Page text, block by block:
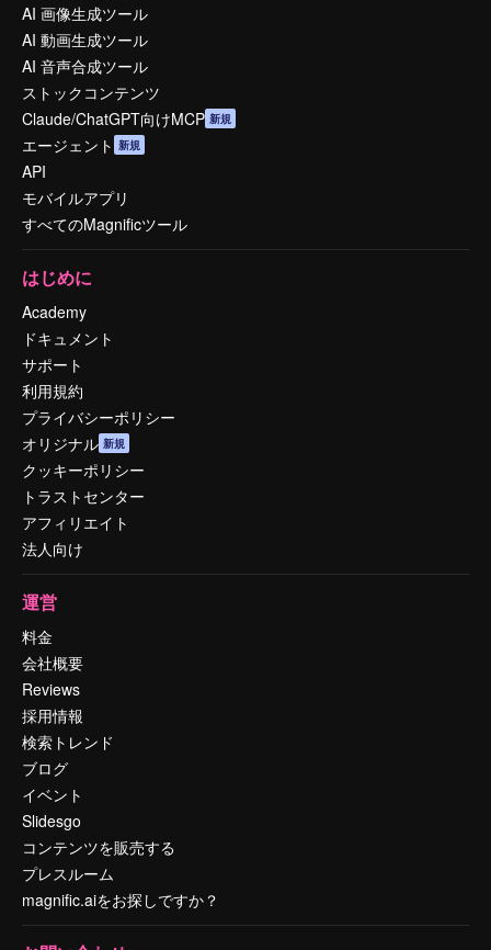
AI 画像生成ツール
AI 動画生成ツール
AI 音声合成ツール
ストックコンテンツ
Claude/ChatGPT向けMCP 新規
エージェント 新規
API
モバイルアプリ
すべてのMagnificツール
はじめに
Academy
ドキュメント
サポート
利用規約
プライバシーポリシー
オリジナル 新規
クッキーポリシー
トラストセンター
アフィリエイト
法人向け
運営
料金
会社概要
Reviews
採用情報
検索トレンド
ブログ
イベント
Slidesgo
コンテンツを販売する
プレスルーム
magnific.aiをお探しですか？